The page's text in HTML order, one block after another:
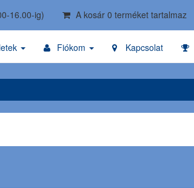
16.00-ig) A kosár 0 terméket tartalmaz
Fiókom Kapcsolat